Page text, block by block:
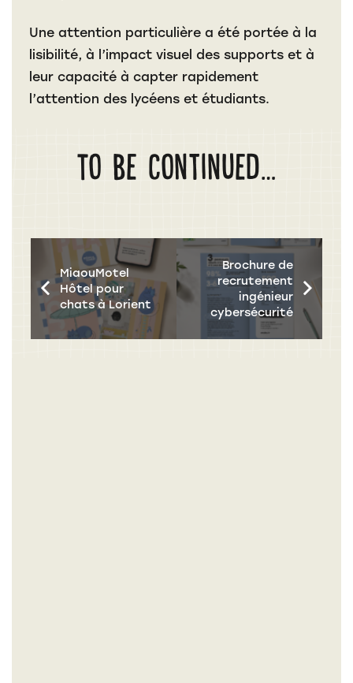
Une attention particulière a été portée à la
lisibilité, à l’impact visuel des supports et à
leur capacité à capter rapidement
l’attention des lycéens et étudiants.
To be continued…
MiaouMotel
Hôtel pour
chats à Lorient
Brochure de
recrutement
ingénieur
cybersécurité